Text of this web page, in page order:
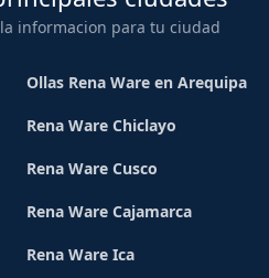
informacion para tu ciudad
Ollas Rena Ware en Arequipa
Rena Ware Chiclayo
Rena Ware Cusco
Rena Ware Cajamarca
Rena Ware Ica